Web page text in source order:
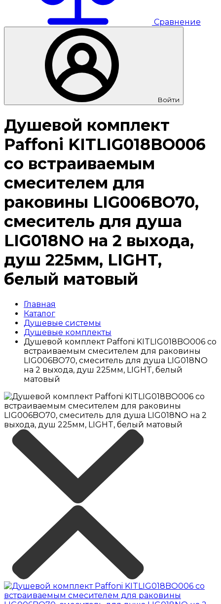
Сравнение
Войти
Душевой комплект
Paffoni KITLIG018BO006
со встраиваемым
смесителем для
раковины LIG006BO70,
смеситель для душа
LIG018NO на 2 выхода,
душ 225мм, LIGHT,
белый матовый
Главная
Каталог
Душевые системы
Душевые комплекты
Душевой комплект Paffoni KITLIG018BO006 со
встраиваемым смесителем для раковины
LIG006BO70, смеситель для душа LIG018NO
на 2 выхода, душ 225мм, LIGHT, белый
матовый